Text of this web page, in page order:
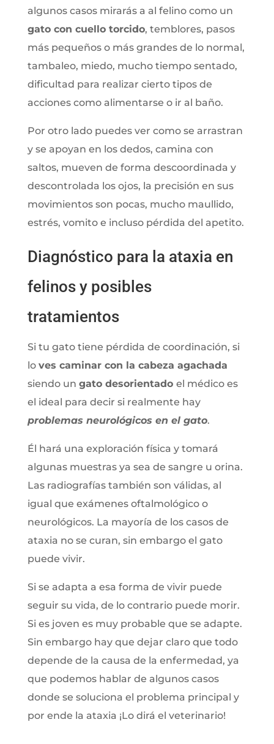
algunos casos mirarás a al felino como un
gato con cuello torcido, temblores, pasos
más pequeños o más grandes de lo normal,
tambaleo, miedo, mucho tiempo sentado,
dificultad para realizar cierto tipos de
acciones como alimentarse o ir al baño.
Por otro lado puedes ver como se arrastran
y se apoyan en los dedos, camina con
saltos, mueven de forma descoordinada y
descontrolada los ojos, la precisión en sus
movimientos son pocas, mucho maullido,
estrés, vomito e incluso pérdida del apetito.
Diagnóstico para la ataxia en
felinos y posibles
tratamientos
Si tu gato tiene pérdida de coordinación, si
lo ves caminar con la cabeza agachada
siendo un gato desorientado el médico es
el ideal para decir si realmente hay
problemas neurológicos en el gato.
Él hará una exploración física y tomará
algunas muestras ya sea de sangre u orina.
Las radiografías también son válidas, al
igual que exámenes oftalmológico o
neurológicos. La mayoría de los casos de
ataxia no se curan, sin embargo el gato
puede vivir.
Si se adapta a esa forma de vivir puede
seguir su vida, de lo contrario puede morir.
Si es joven es muy probable que se adapte.
Sin embargo hay que dejar claro que todo
depende de la causa de la enfermedad, ya
que podemos hablar de algunos casos
donde se soluciona el problema principal y
por ende la ataxia ¡Lo dirá el veterinario!